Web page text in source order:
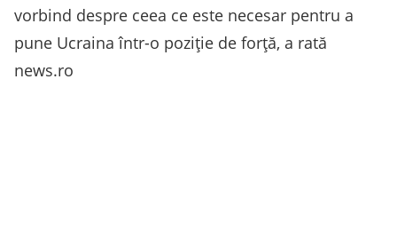
vorbind despre ceea ce este necesar pentru a
pune Ucraina într-o poziţie de forţă, a rată
news.ro